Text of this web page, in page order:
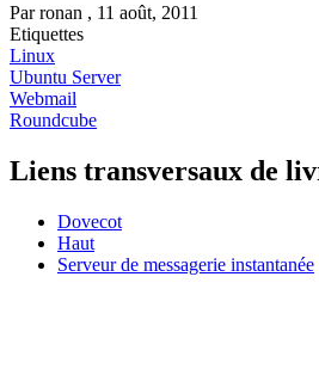
Parronan , 11 août, 2011
Etiquettes
Linux
Ubuntu Server
Webmail
Roundcube
Liens transversaux de
Dovecot
Haut
Serveur de messagerie instantanée